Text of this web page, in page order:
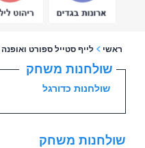
ראשי לייף סטייל ספורט ואופנה
שולחנות משחק
שולחנות כדורגל
שולחנות משחק